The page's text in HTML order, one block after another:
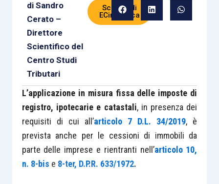
di Sandro
Cerato –
Direttore
Scientifico del
Centro Studi
Tributari
Scheda di
ECinPratica
L’applicazione in misura fissa delle imposte di
registro, ipotecarie e catastali, in presenza dei
requisiti di cui all’articolo 7 D.L. 34/2019, è
prevista anche per le cessioni di immobili da
parte delle imprese e rientranti nell’articolo 10,
n. 8-bis e 8-ter, D.P.R. 633/1972.